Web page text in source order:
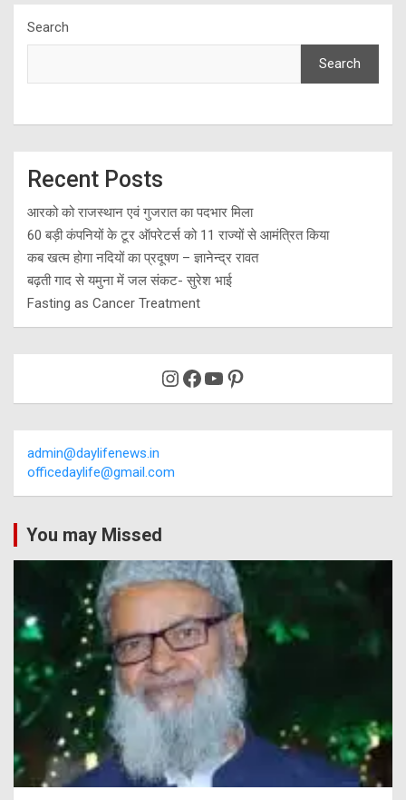
Search
Search
Recent Posts
आरको को राजस्थान एवं गुजरात का पदभार मिला
60 बड़ी कंपनियों के टूर ऑपरेटर्स को 11 राज्यों से आमंत्रित किया
कब खत्म होगा नदियों का प्रदूषण – ज्ञानेन्द्र रावत
बढ़ती गाद से यमुना में जल संकट- सुरेश भाई
Fasting as Cancer Treatment
Instagram
Facebook
YouTube
Pinterest
admin@daylifenews.in
officedaylife@gmail.com
You may Missed